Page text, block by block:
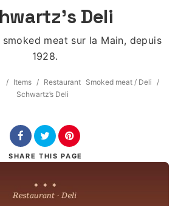
Deli
meat sur la Main, depuis
1928.
/ Items / Restaurant Smoked meat / Deli
/
Schwartz’s Deli
SHARE THIS PAGE